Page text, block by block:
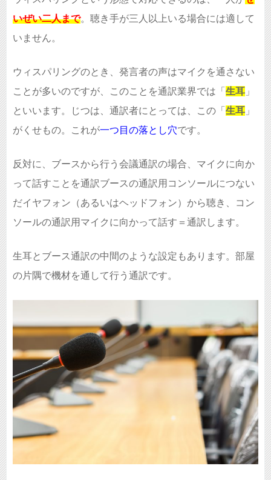
いぜい二人まで。聴き手が三人以上いる場合には適して
いません。
ウィスパリングのとき、発言者の声はマイクを通さない
ことが多いのですが、このことを通訳業界では「 生耳 」
といいます。じつは、通訳者にとっては、この「 生耳 」
がくせもの。これが一つ目の落とし穴です。
反対に、ブースから行う会議通訳の場合、マイクに向か
って話すことを通訳ブースの通訳用コンソールにつない
だイヤフォン（あるいはヘッドフォン）から聴き、コン
ソールの通訳用マイクに向かって話す＝通訳します。
生耳とブース通訳の中間のような設定もあります。部屋
の片隅で機材を通して行う通訳です。